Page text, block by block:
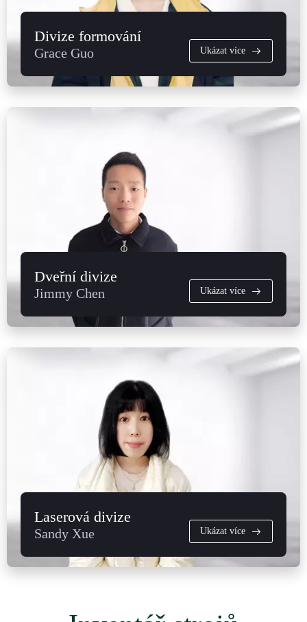
Divize formování
Grace Guo Ukázat více
Dveřní divize
Jimmy Chen Ukázat více
Laserová divize
Sandy Xue Ukázat více